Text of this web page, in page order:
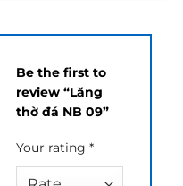
Be the first to
review “Lăng
thờ đá NB 09”
Your rating *